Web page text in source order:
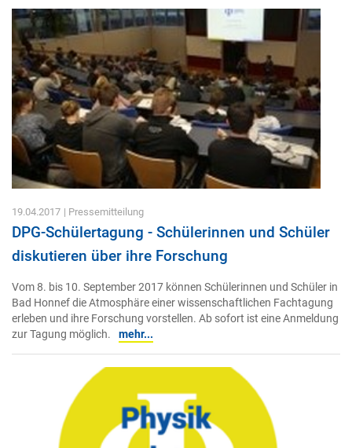
19.04.2017 | Pressemitteilung
DPG-Schülertagung - Schülerinnen und Schüler
diskutieren über ihre Forschung
Vom 8. bis 10. September 2017 können Schülerinnen und Schüler in
Bad Honnef die Atmosphäre einer wissenschaftlichen Fachtagung
erleben und ihre Forschung vorstellen. Ab sofort ist eine Anmeldung
zur Tagung möglich.
mehr...